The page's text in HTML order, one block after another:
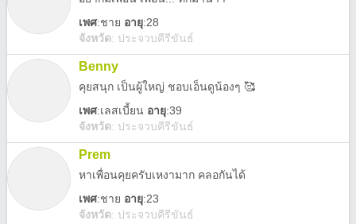
เพศ:ชาย อายุ:28
จังหวัด: ประจวบคีรีขันธ์
Benny
คุยสนุก เป็นผู้ใหญ่ ชอบเอ็นดูน้องๆ 🥰
เพศ:เลสเบี้ยน อายุ:39
จังหวัด: ประจวบคีรีขันธ์
Prem
หาเพื่อนคุยครับเหงามาก คลอกันได้
เพศ:ชาย อายุ:23
จังหวัด: ประจวบคีรีขันธ์